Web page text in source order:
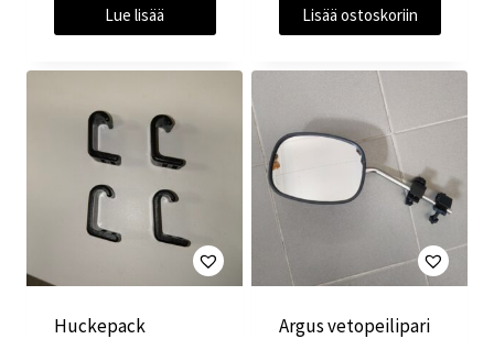
Lue lisää Lisää ostoskoriin
Huckepack
Argus vetopeilipari